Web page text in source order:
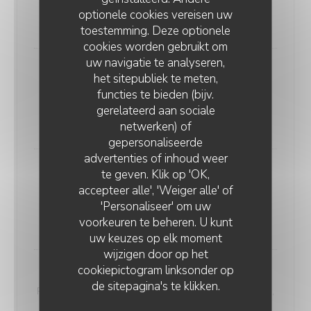
optionele cookies vereisen uw
toestemming. Deze optionele
cookies worden gebruikt om
uw navigatie te analyseren,
het sitepubliek te meten,
functies te bieden (bijv.
gerelateerd aan sociale
netwerken) of
gepersonaliseerde
advertenties of inhoud weer
te geven. Klik op 'OK,
accepteer alle', 'Weiger alle' of
'Personaliseer' om uw
voorkeuren te beheren. U kunt
uw keuzes op elk moment
wijzigen door op het
cookiepictogram linksonder op
de sitepagina's te klikken.
tomates & concombres, oignons & persil
18,00 EUR
Le ricain
Steak haché pur bœuf , mayo- maison, cornichons ,
tomates & concombres , oignons & persil
17,00 EUR
Le chichi
Belles boulettes de shabbat, méchouia, harissa ,
tomates & concombres , oignons & persil
18,00 EUR
Le fameux
Poulet rôti au four, dans sons jus, mayonnaise maison,